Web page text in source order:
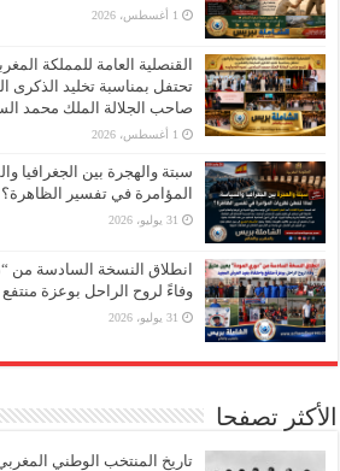
1 أغسطس، 2026
القنصلية العامة للمملكة
تحتفل بمناسبة تخليد الذكرى
صاحب الجلالة الملك محمد
1 أغسطس، 2026
سبتة والهجرة بين الجغرافيا
المؤامرة في تفسير الظاهرة؟
31 يوليو، 2026
انطلاق النسخة السادسة من
وفاءً لروح الراحل بوعزة
31 يوليو، 2026
الأكثر تصفحا
تاريخ المنتخب الوطني